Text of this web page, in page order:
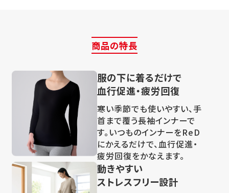
商品の特長
服の下に着るだけで
血行促進・疲労回復
寒い季節でも使いやすい、手
首まで覆う長袖インナーで
す。いつものインナーをReD
にかえるだけで、血行促進・
疲労回復をかなえます。
動きやすい
ストレスフリー設計